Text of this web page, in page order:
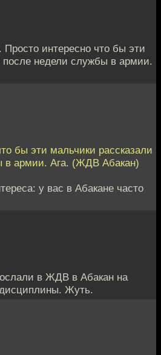
интересно что бы эти
после недели службы в армии.
бы эти мальчики рассказали
в армии. Ага. (ЖДВ Абакан)
у вас в Абакане часто
в ЖДВ в Абакан на
Жуть.